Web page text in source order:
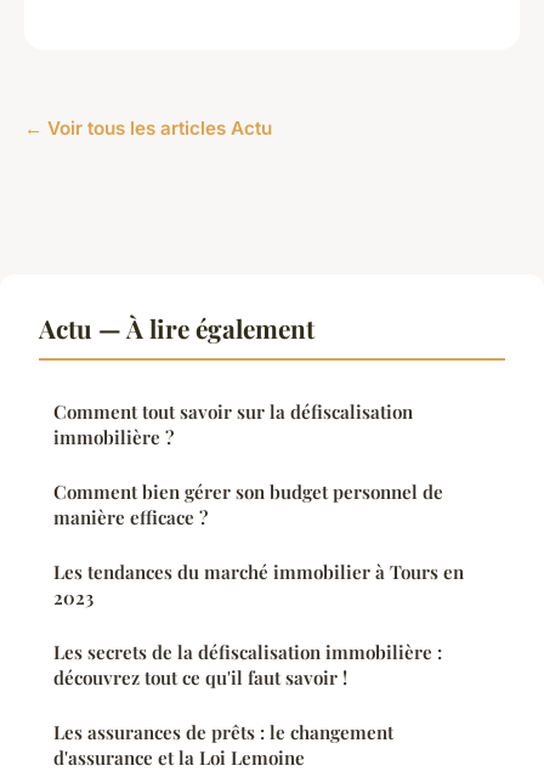
← Voir tous les articles Actu
Actu — À lire également
Comment tout savoir sur la défiscalisation
immobilière ?
Comment bien gérer son budget personnel de
manière efficace ?
Les tendances du marché immobilier à Tours en
2023
Les secrets de la défiscalisation immobilière :
découvrez tout ce qu'il faut savoir !
Les assurances de prêts : le changement
d'assurance et la Loi Lemoine